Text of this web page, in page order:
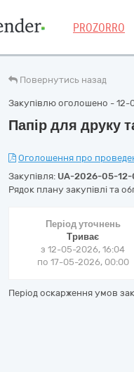
PROZORRO
Повернутись назад
Закупівлю оголошено - 12-
Папір для друку
Оголошення про
Закупівля: UA-2026-05-12-
Рядок плану закупівлі та
Період уточнень
Триває
з 12-05-2026, 16:04
по 17-05-2026, 00:00
Період оскарження умов